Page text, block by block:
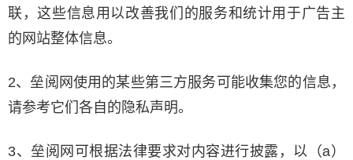
联，这些信息用以改善我们的服务和统计用于广告主
的网站整体信息。
2、垒阅网使用的某些第三方服务可能收集您的信息，
请参考它们各自的隐私声明。
3、垒阅网可根据法律要求对内容进行披露，以（a）